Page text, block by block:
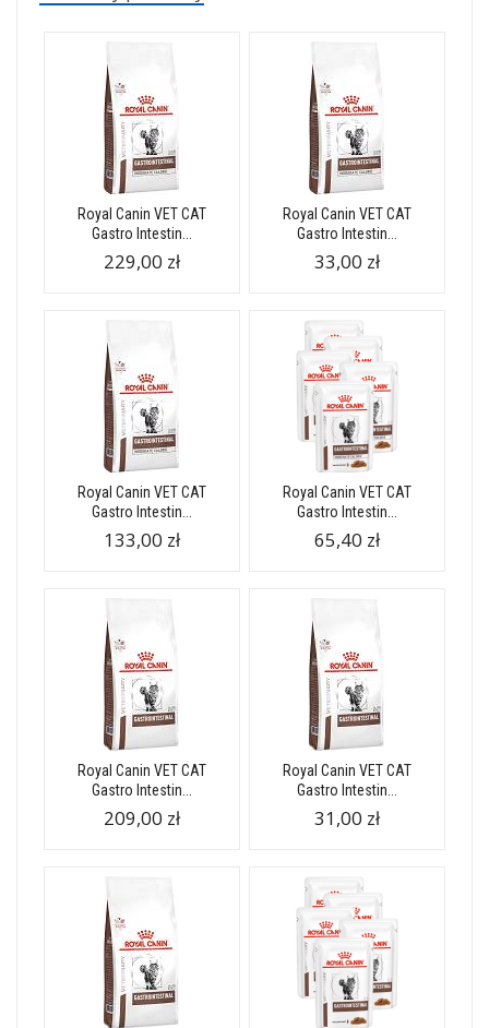
Royal Canin VET CAT
Gastro Intestin...
229,00 zł
Royal Canin VET CAT
Gastro Intestin...
33,00 zł
Royal Canin VET CAT
Gastro Intestin...
133,00 zł
Royal Canin VET CAT
Gastro Intestin...
65,40 zł
Royal Canin VET CAT
Gastro Intestin...
209,00 zł
Royal Canin VET CAT
Gastro Intestin...
31,00 zł